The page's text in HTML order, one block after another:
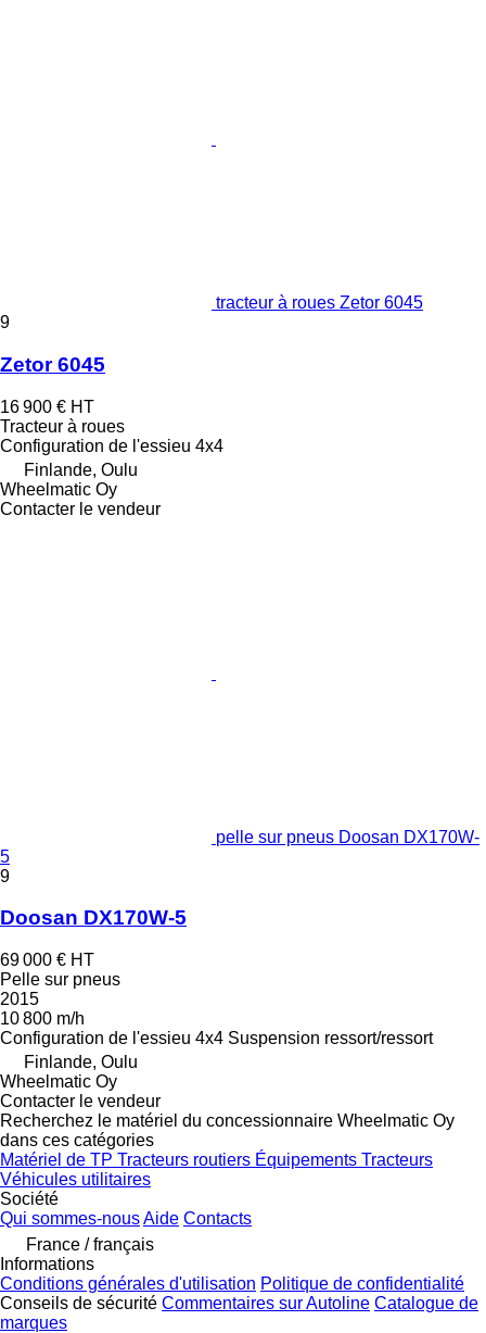
tracteur à roues Zetor 6045
9
Zetor 6045
16 900 € HT
Tracteur à roues
Configuration de l'essieu 4x4
Finlande, Oulu
Wheelmatic Oy
Contacter le vendeur
pelle sur pneus Doosan DX170W-
5
9
Doosan DX170W-5
69 000 € HT
Pelle sur pneus
2015
10 800 m/h
Configuration de l'essieu 4x4 Suspension ressort/ressort
Finlande, Oulu
Wheelmatic Oy
Contacter le vendeur
Recherchez le matériel du concessionnaire Wheelmatic Oy
dans ces catégories
Matériel de TP Tracteurs routiers Équipements Tracteurs
Véhicules utilitaires
Société
Qui sommes-nousAide Contacts
France / français
Informations
Conditions générales d'utilisation Politique de confidentialité
Conseils de sécurité Commentaires sur Autoline Catalogue de
marques